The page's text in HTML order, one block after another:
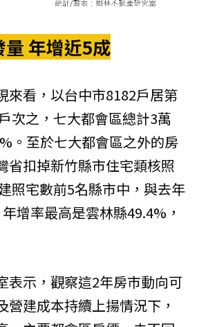
年增近5成
來看，以台中市8182戶居第
次之，七大都會區總計3萬
。至於七大都會區之外的房
省扣掉新竹縣市住宅類核照
照宅數前5名縣市中，與去年
增率最高是雲林縣49.4%，
表示，觀察這2年房市動向可
營建成本持續上揚情況下，